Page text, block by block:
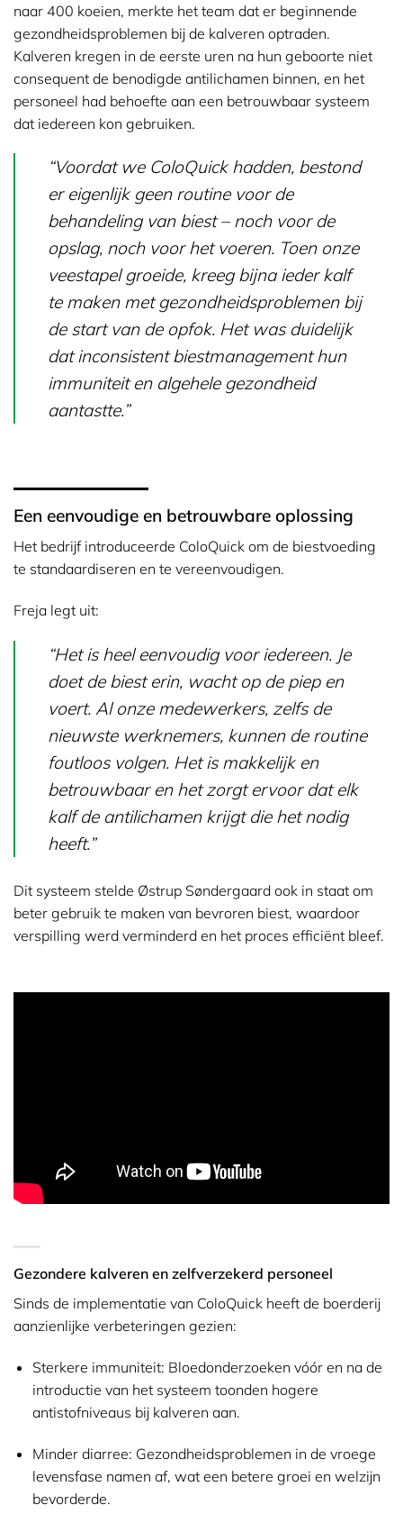
naar 400 koeien, merkte het team dat er beginnende
gezondheidsproblemen bij de kalveren optraden.
Kalveren kregen in de eerste uren na hun geboorte niet
consequent de benodigde antilichamen binnen, en het
personeel had behoefte aan een betrouwbaar systeem
dat iedereen kon gebruiken.
“Voordat we ColoQuick hadden, bestond
er eigenlijk geen routine voor de
behandeling van biest – noch voor de
opslag, noch voor het voeren. Toen onze
veestapel groeide, kreeg bijna ieder kalf
te maken met gezondheidsproblemen bij
de start van de opfok. Het was duidelijk
dat inconsistent biestmanagement hun
immuniteit en algehele gezondheid
aantastte.”
Een eenvoudige en betrouwbare oplossing
Het bedrijf introduceerde ColoQuick om de biestvoeding
te standaardiseren en te vereenvoudigen.
Freja legt uit:
“Het is heel eenvoudig voor iedereen. Je
doet de biest erin, wacht op de piep en
voert. Al onze medewerkers, zelfs de
nieuwste werknemers, kunnen de routine
foutloos volgen. Het is makkelijk en
betrouwbaar en het zorgt ervoor dat elk
kalf de antilichamen krijgt die het nodig
heeft.”
Dit systeem stelde Østrup Søndergaard ook in staat om
beter gebruik te maken van bevroren biest, waardoor
verspilling werd verminderd en het proces efficiënt bleef.
Gezondere kalveren en zelfverzekerd personeel
Sinds de implementatie van ColoQuick heeft de boerderij
aanzienlijke verbeteringen gezien:
Sterkere immuniteit: Bloedonderzoeken vóór en na de
introductie van het systeem toonden hogere
antistofniveaus bij kalveren aan.
Minder diarree: Gezondheidsproblemen in de vroege
levensfase namen af, wat een betere groei en welzijn
bevorderde.